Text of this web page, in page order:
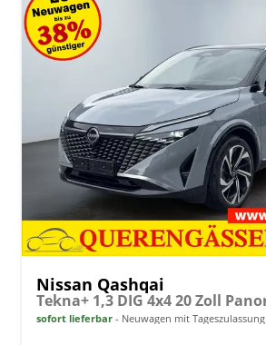
Nissan Qashqai
sofort lieferbar Neuwagen mit Tageszulassung